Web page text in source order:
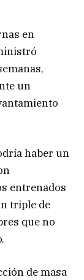
en
un
haber un
entrenados
triple de
que no
de masa